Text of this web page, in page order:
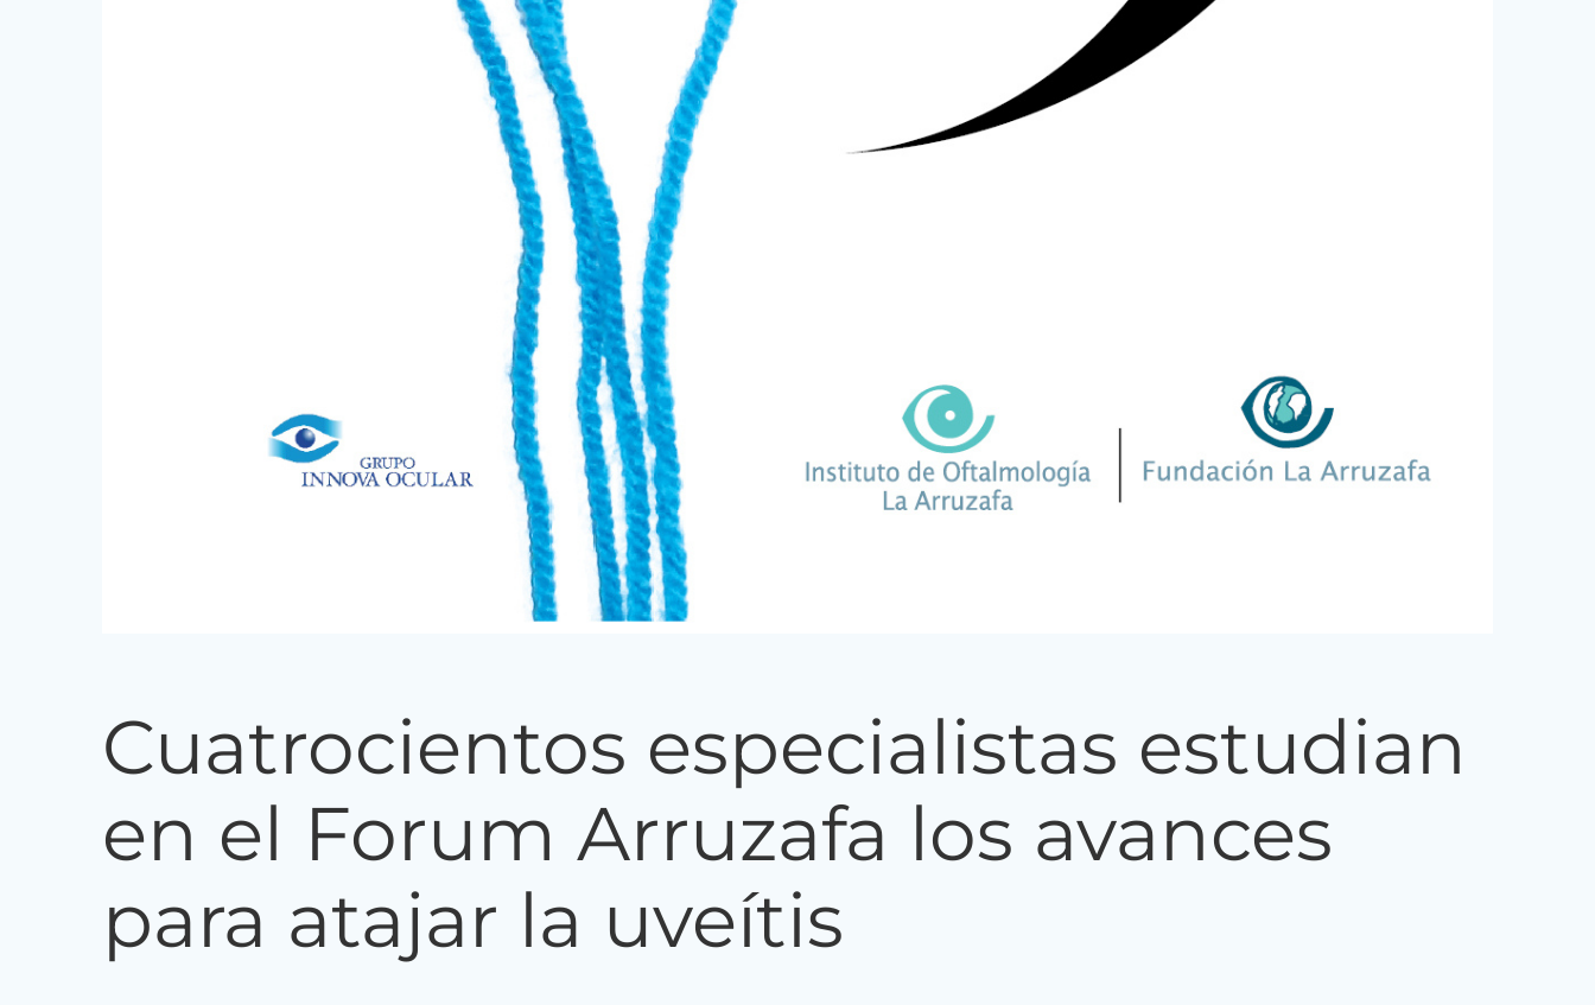
Cuatrocientos especialistas estudian
en el Forum Arruzafa los avances
para atajar la uveítis